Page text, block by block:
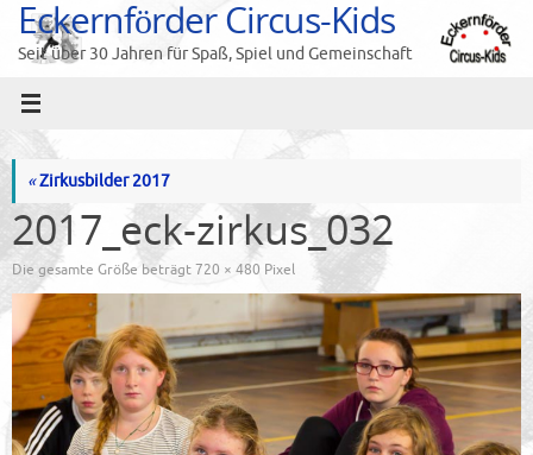
Zum
Inhalt
springen
Eckernförder Circus-Kids
Seit über 30 Jahren für Spaß, Spiel und Gemeinschaft
«Zirkusbilder 2017
2017_eck-zirkus_032
Die gesamte Größe beträgt720 × 480 Pixel